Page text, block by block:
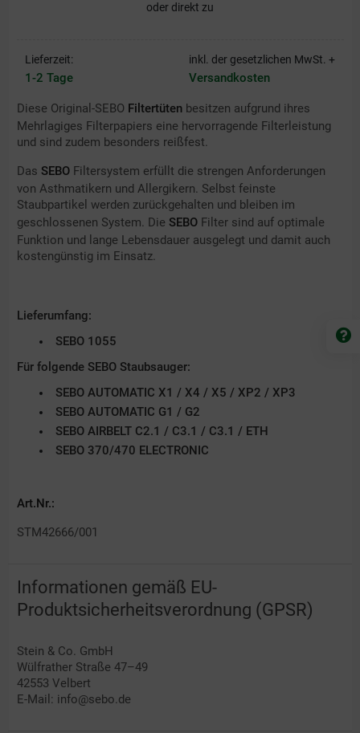
oder direkt zu
Lieferzeit:
1-2 Tage
inkl. der gesetzlichen MwSt. +
Versandkosten
Diese Original-SEBO Filtertüten besitzen aufgrund ihres
Mehrlagiges Filterpapiers eine hervorragende Filterleistung
und sind zudem besonders reißfest.
Das SEBO Filtersystem erfüllt die strengen Anforderungen
von Asthmatikern und Allergikern. Selbst feinste
Staubpartikel werden zurückgehalten und bleiben im
geschlossenen System. Die SEBO Filter sind auf optimale
Funktion und lange Lebensdauer ausgelegt und damit auch
kostengünstig im Einsatz.
Lieferumfang:
SEBO 1055
Für folgende SEBO Staubsauger:
SEBO AUTOMATIC X1 / X4 / X5 / XP2 / XP3
SEBO AUTOMATIC G1 / G2
SEBO AIRBELT C2.1 / C3.1 / C3.1 / ETH
SEBO 370/470 ELECTRONIC
Art.Nr.:
STM42666/001
Informationen gemäß EU-
Produktsicherheitsverordnung (GPSR)
Stein & Co. GmbH
Wülfrather Straße 47–49
42553 Velbert
E-Mail: info@sebo.de